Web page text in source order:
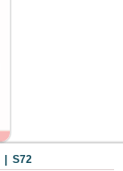
S72